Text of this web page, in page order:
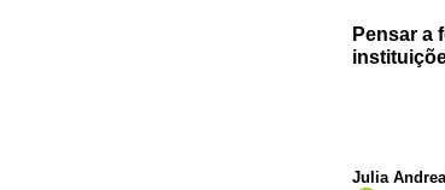
Pensar a
Julia